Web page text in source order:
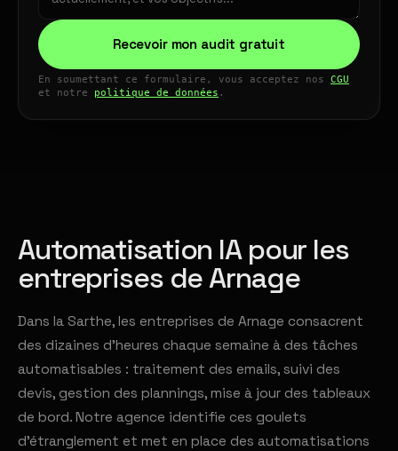
Recevoir mon audit gratuit
En soumettant ce formulaire, vous acceptez nos CGU
et notre politique de données .
Automatisation IA pour les
entreprises de Arnage
Dans la Sarthe, les entreprises de Arnage consacrent
des dizaines d'heures chaque semaine à des tâches
automatisables : traitement des emails, suivi des
devis, gestion des plannings, mise à jour des tableaux
de bord. Notre agence identifie ces goulets
d'étranglement et met en place des automatisations